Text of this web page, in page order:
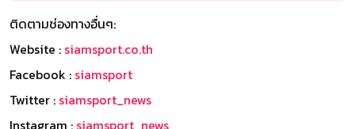
ติดตามช่องทางอื่นๆ:
Website : siamsport.co.th
Facebook : siamsport
Twitter : siamsport_news
Instagram : siamsport_news